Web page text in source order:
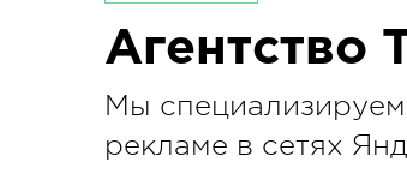
Агентство
Мы
рекламе в сетях